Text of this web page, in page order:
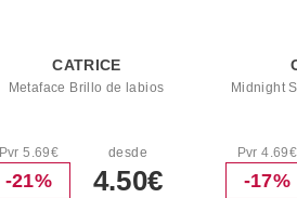
CATRICE
Metaface Brillo de labios
Pvr 5.69€
-21%
desde
4.50€
Midnight
Pvr 4.69€
-17%